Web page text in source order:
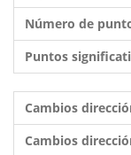
Número de
Puntos
Cambios
Cambios